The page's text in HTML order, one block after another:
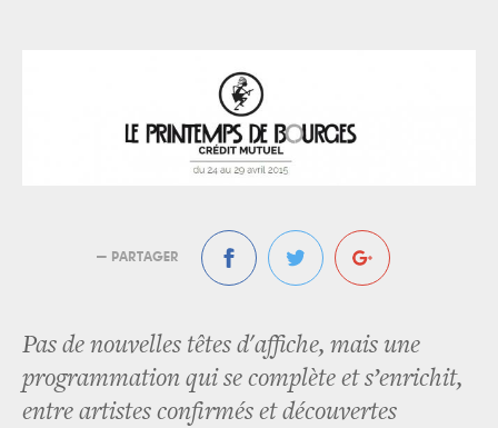
— PARTAGER
Pas de nouvelles têtes d'affiche, mais une
programmation qui se complète et s’enrichit,
entre artistes confirmés et découvertes